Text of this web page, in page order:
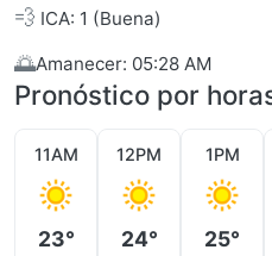
💨 ICA: 1 (Buena)
🌅Amanecer: 05:28 AM
Pronóstico por
11AM
23°
12PM
24°
1PM
25°